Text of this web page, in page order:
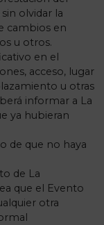
olvidar la
cambios en
u otros.
en el
acceso, lugar
u otras
informar a La
ya hubieran
de que no haya
de La
que el Evento
otra